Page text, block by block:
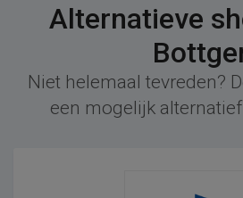
Alternatieve
Niet helemaal tevreden?
een mogelijk